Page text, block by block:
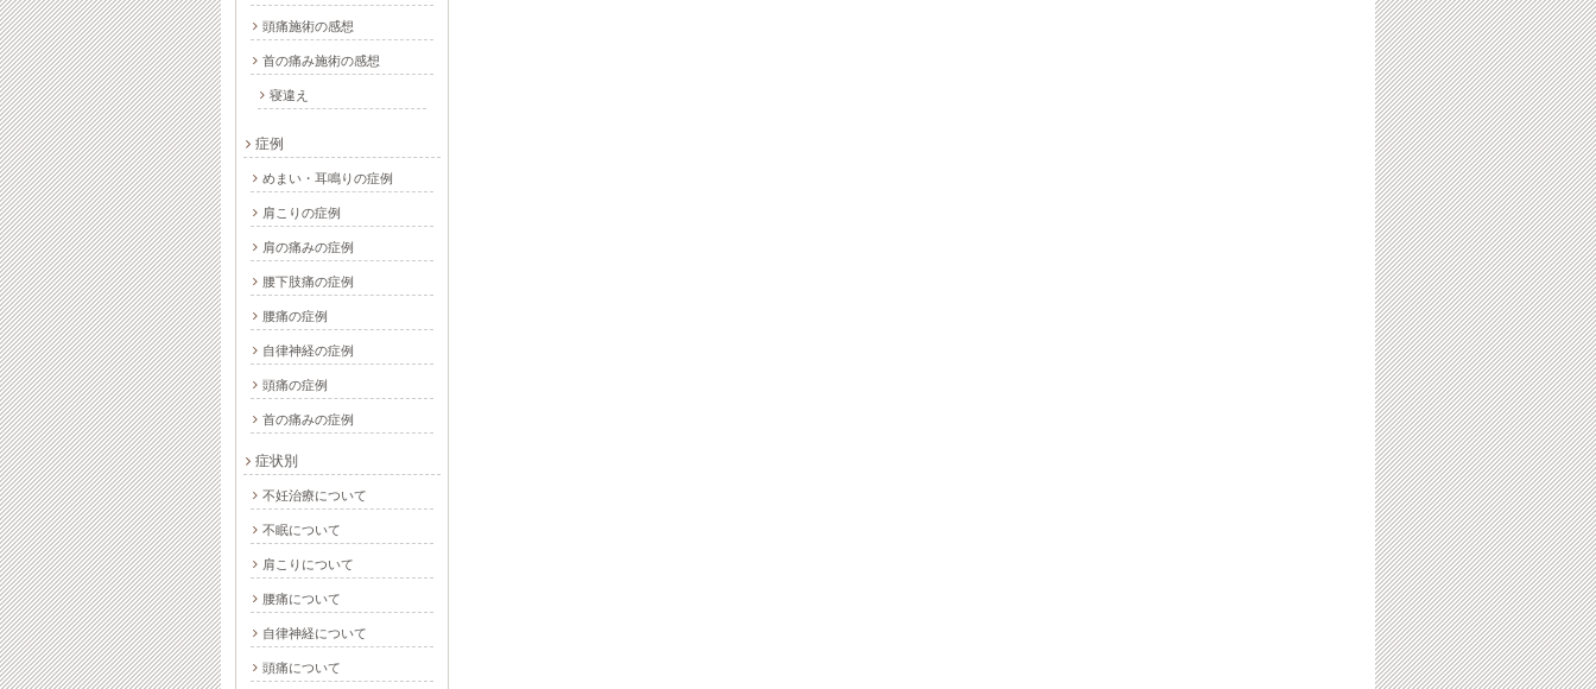
頭痛施術の感想
首の痛み施術の感想
寝違え
症例
めまい・耳鳴りの症例
肩こりの症例
肩の痛みの症例
腰下肢痛の症例
腰痛の症例
自律神経の症例
頭痛の症例
首の痛みの症例
症状別
不妊治療について
不眠について
肩こりについて
腰痛について
自律神経について
頭痛について